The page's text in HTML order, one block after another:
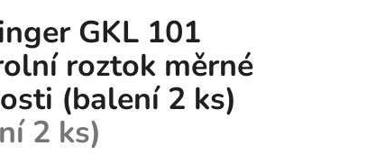
GKL 101
roztok měrné
(balení 2 ks)
2 ks)